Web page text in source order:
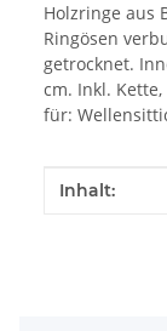
Holzringe aus
Ringösen
getrocknet.
cm. Inkl.
für:
Wert
Inhalt: